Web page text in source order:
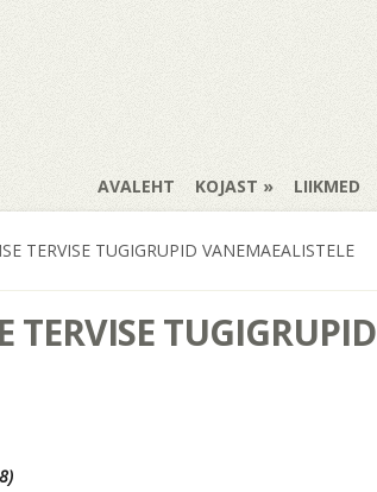
AVALEHT KOJAST LIIKMED
TERVISE TUGIGRUPID VANEMAEALISTELE
TUGIGRUPID